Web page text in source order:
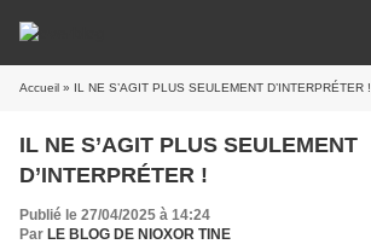
Accueil » IL NE S’AGIT PLUS SEULEMENT D’INTERPRÉTER !
IL NE S’AGIT PLUS SEULEMENT
D’INTERPRÉTER !
Publié le 27/04/2025 à 14:24
Par LE BLOG DE NIOXOR TINE